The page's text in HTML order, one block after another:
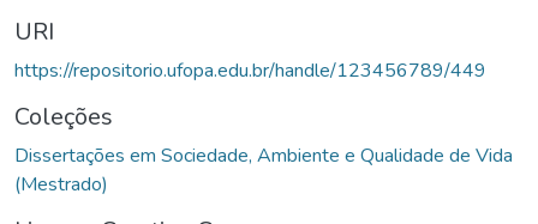
URI
https://repositorio.ufopa.edu.br/handle/123456789/449
Coleções
Dissertações em Sociedade, Ambiente e Qualidade de Vida
(Mestrado)